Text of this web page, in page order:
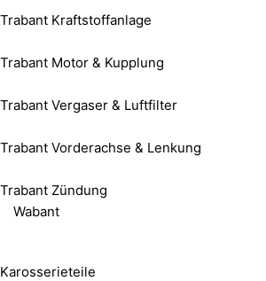
Trabant Kraftstoffanlage
Trabant Motor & Kupplung
Trabant Vergaser & Luftfilter
Trabant Vorderachse & Lenkung
Trabant Zündung
Wabant
Karosserieteile